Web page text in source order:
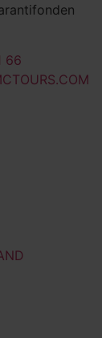
66